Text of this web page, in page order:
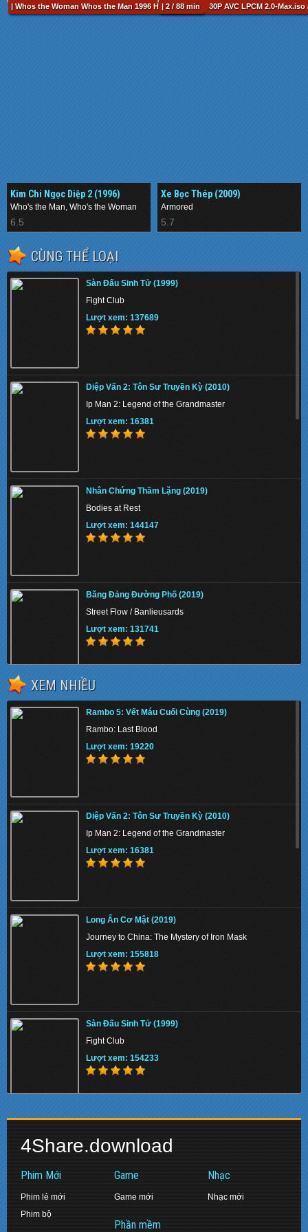
| Whos the Woman Whos the Man 1996 HKG Blu-ray 1080P AVC LPCM 2.0-Max.iso
Kim Chi Ngọc Diệp 2 (1996)
Who's the Man, Who's the Woman
6.5
| 2 / 88 min
Xe Bọc Thép (2009)
Armored
5.7
CÙNG THỂ LOẠI
Sàn Đấu Sinh Tử (1999)
Fight Club
Lượt xem: 137689
Diệp Vấn 2: Tôn Sư Truyền Kỳ (2010)
Ip Man 2: Legend of the Grandmaster
Lượt xem: 16381
Nhân Chứng Thầm Lặng (2019)
Bodies at Rest
Lượt xem: 144147
Băng Đảng Đường Phố (2019)
Street Flow / Banlieusards
Lượt xem: 131741
Breaking Bad: Con Đường Địa Ngục (2019)
El Camino: A Breaking Bad Movie
Lượt xem: 136519
Liệt Hỏa Anh Hùng (2019)
The Bravest
Lượt xem: 149916
Đồng Cỏ Ăn Thịt Người (2019)
In the Tall Grass
Lượt xem: 156431
Nghĩa Đảm Quần Anh (1989)
Just Heroes
Lượt xem: 137041
Lượt xem: 136273
Long Ấn Cơ Mật (2019)
XEM NHIỀU
Rambo 5: Vết Máu Cuối Cùng (2019)
Rambo: Last Blood
Lượt xem: 19220
Diệp Vấn 2: Tôn Sư Truyền Kỳ (2010)
Ip Man 2: Legend of the Grandmaster
Lượt xem: 16381
Long Ấn Cơ Mật (2019)
Journey to China: The Mystery of Iron Mask
Lượt xem: 155818
Sàn Đấu Sinh Tử (1999)
Fight Club
Lượt xem: 154233
Charlie's Angels
4Share.download
Phim Mới
Phim lẻ mới
Phim bộ
Game
Game mới
Phần mềm
Nhạc
Nhạc mới